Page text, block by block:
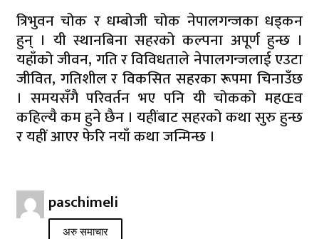
त्रिभुवन चोक र धम्बोजी चोक नेपालगन्जका धड्कन
हुन् । यी स्थानबिना सहरको कल्पना अपूर्ण हुन्छ ।
यहाँको जीवन, गति र विविधताले नेपालगन्जलाई एउटा
जीवित, गतिशील र विकसित सहरका रूपमा चिनाउँछ
। समयसँगै परिवर्तन भए पनि यी चोकको महŒव
कहिल्यै कम हुने छैन । यहींबाट सहरको कथा सुरु हुन्छ
र यहीं आएर फेरि नयाँ कथा जन्मिन्छ ।
paschimeli
अरु समाचार